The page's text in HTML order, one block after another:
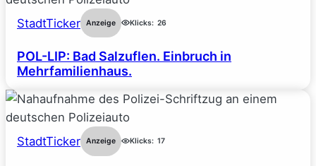
StadtTicker Anzeige Klicks: 26
POL-LIP: Bad Salzuflen. Einbruch in
Mehrfamilienhaus.
StadtTicker Anzeige Klicks: 17